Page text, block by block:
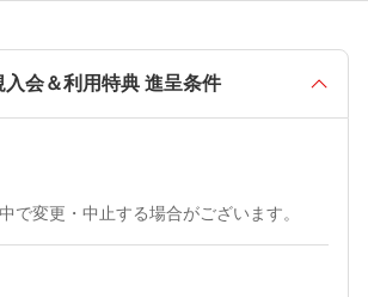
会＆利用特典 進呈条件
で変更・中止する場合がございます。